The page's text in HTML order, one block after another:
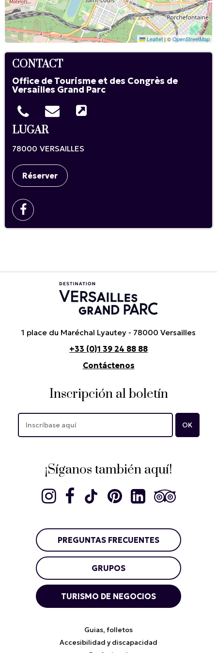
Leaflet|©OpenStreetMap
CONTACT
Office de Tourisme et des Congrès de
Versailles Grand Parc
LUGAR
78000 VERSAILLES
Réserver
1 place du Maréchal Lyautey - 78000 Versailles
+33 (0)1 39 24 88 88
Contáctenos
Inscripción al boletín
¡Síganos también aquí!
PREGUNTAS FRECUENTES
GRUPOS
TURISMO DE NEGOCIOS
Guias, folletos
Accesibilidad y discapacidad